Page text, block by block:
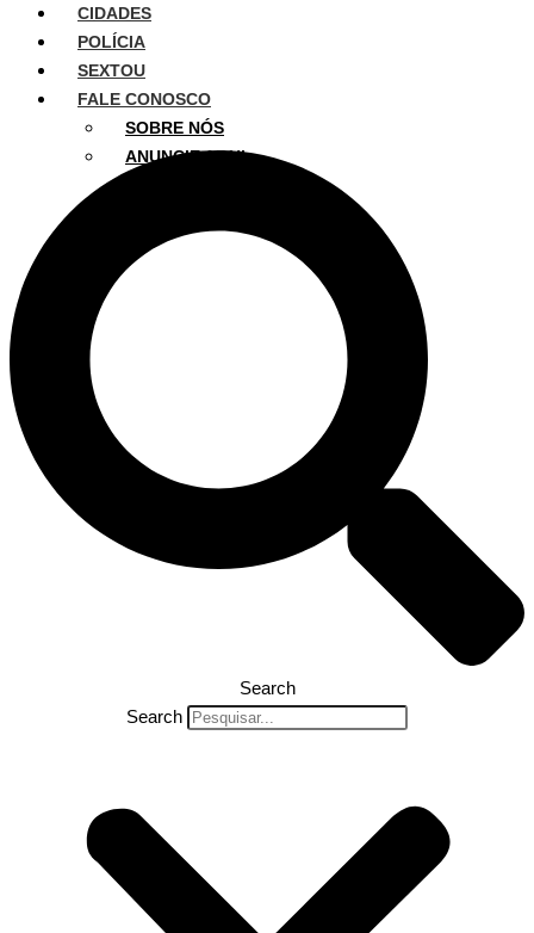
CIDADES
POLÍCIA
SEXTOU
FALE CONOSCO
SOBRE NÓS
ANUNCIE AQUI
Search
Search